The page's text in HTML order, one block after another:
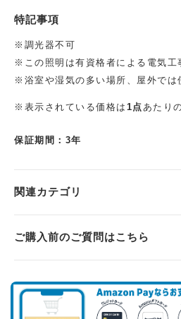
特記事項
※調光器不可
※この照明は有資格者による電気工
※浴室や湿気の多い場所、屋外では
※表示されている価格は 1点あたり
保証期間：3年
関連カテゴリ
ご購入前のご質問はこちら